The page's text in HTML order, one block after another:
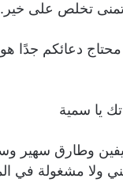
تخلص على خير.
محتاج دعائكم جدًا
يا سمية
وطارق سهير
ولا مشغولة في